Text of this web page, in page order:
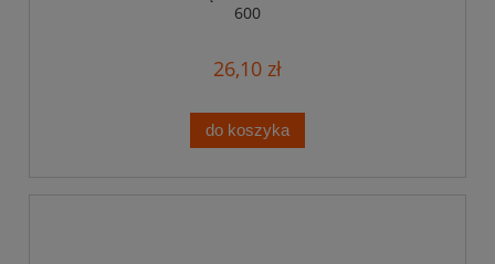
600
26,10 zł
do koszyka